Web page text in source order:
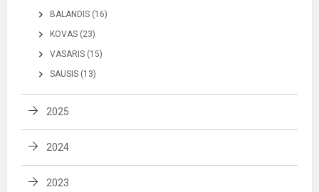
BALANDIS (16)
KOVAS (23)
VASARIS (15)
SAUSIS (13)
2025
2024
2023